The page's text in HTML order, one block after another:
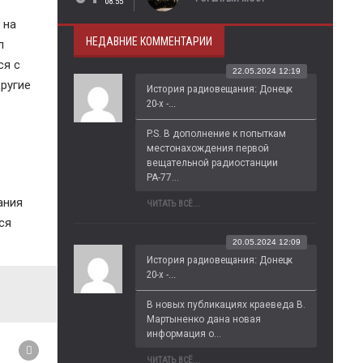
на
с
НЕДАВНИЕ КОММЕНТАРИИ
История радиовещания: Донецк
20-х -...
22.05.2024 12:19
P.S. В дополнение к попыткам
местонахождения первой
вещательной радиостанции
РА-77...
ЧИТАТЬ ВСЁ...
История радиовещания: Донецк
20-х -...
20.05.2024 12:09
В новых публикациях краеведа В.
Мартыненко дана новая
информация о...
ЧИТАТЬ ВСЁ...